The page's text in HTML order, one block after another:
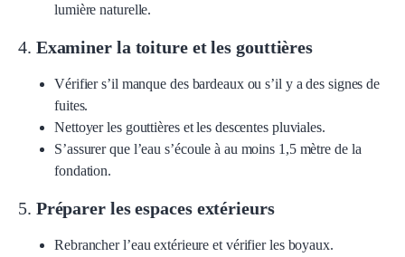
lumière naturelle.
4. Examiner la toiture et les gouttières
Vérifier s’il manque des bardeaux ou s’il y a des signes de
fuites.
Nettoyer les gouttières et les descentes pluviales.
S’assurer que l’eau s’écoule à au moins 1,5 mètre de la
fondation.
5. Préparer les espaces extérieurs
Rebrancher l’eau extérieure et vérifier les boyaux.